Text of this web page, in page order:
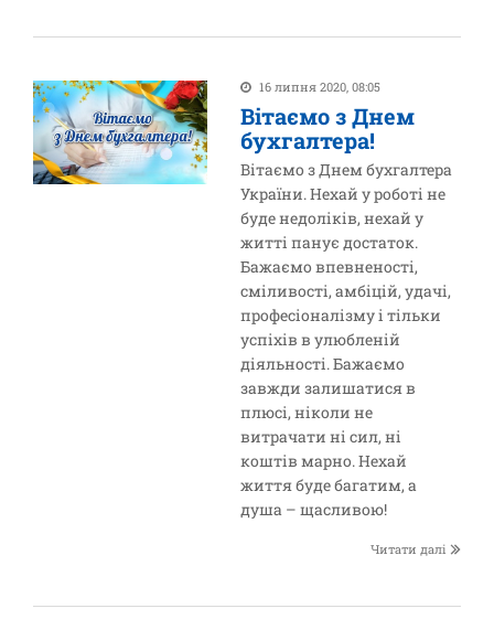
16 липня 2020, 08:05
Вітаємо з Днем
бухгалтера!
Вітаємо з Днем бухгалтера
України. Нехай у роботі не
буде недоліків, нехай у
житті панує достаток.
Бажаємо впевненості,
сміливості, амбіцій, удачі,
професіоналізму і тільки
успіхів в улюбленій
діяльності. Бажаємо
завжди залишатися в
плюсі, ніколи не
витрачати ні сил, ні
коштів марно. Нехай
життя буде багатим, а
душа – щасливою!
Читати далі